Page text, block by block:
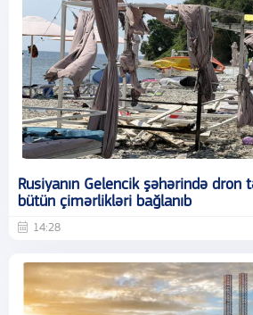
Rusiyanın Gelencik şəhərində dron
bütün çimərlikləri bağlanıb
14:28